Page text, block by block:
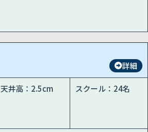
詳細
天井高：2.5cm スクール：24名